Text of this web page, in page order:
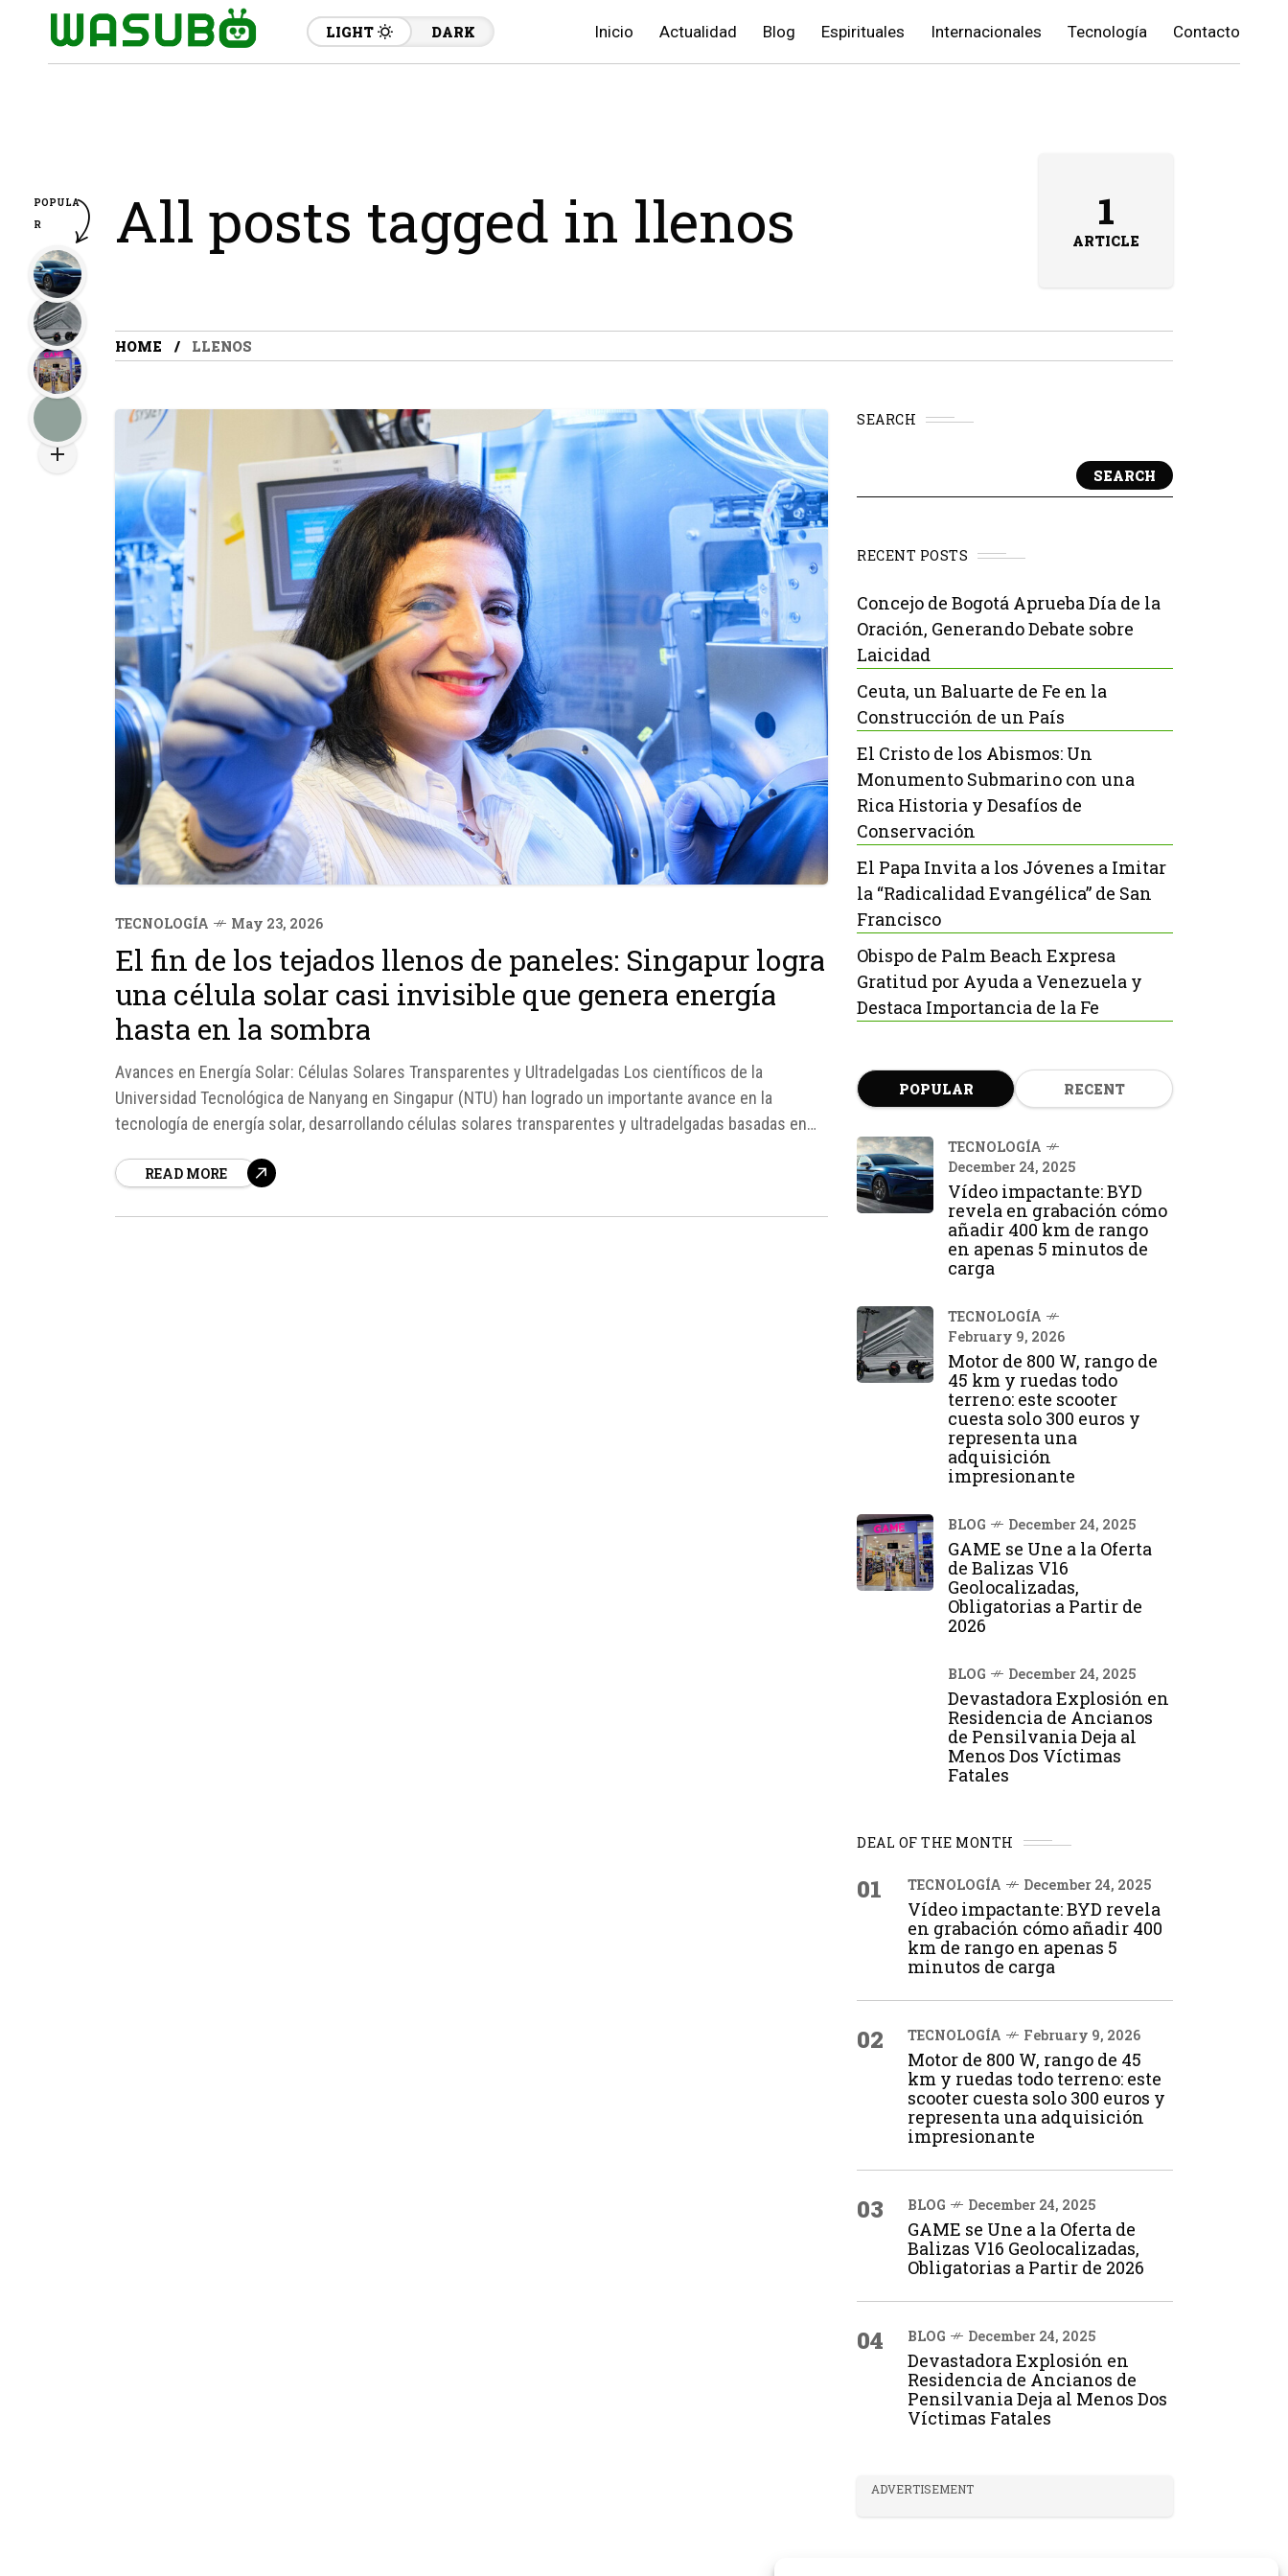
LIGHT DARK Inicio Actualidad Blog Espirituales Internacionales Tecnología Contacto
All posts tagged in llenos 1
ARTICLE
HOME LLENOS
TECNOLOGÍA May 23, 2026
El fin de los tejados llenos de paneles: Singapur logra
una célula solar casi invisible que genera energía
hasta en la sombra
Avances en Energía Solar: Células Solares Transparentes y Ultradelgadas Los científicos de la
Universidad Tecnológica de Nanyang en Singapur (NTU) han logrado un importante avance en la
tecnología de energía solar, desarrollando células solares transparentes y ultradelgadas basadas en
READ MORE
SEARCH
SEARCH
RECENT POSTS
Concejo de Bogotá Aprueba Día de la
Oración, Generando Debate sobre
Laicidad
Ceuta, un Baluarte de Fe en la
Construcción de un País
El Cristo de los Abismos: Un
Monumento Submarino con una
Rica Historia y Desafíos de
Conservación
El Papa Invita a los Jóvenes a Imitar
la “Radicalidad Evangélica” de San
Francisco
Obispo de Palm Beach Expresa
Gratitud por Ayuda a Venezuela y
Destaca Importancia de la Fe
POPULAR RECENT
TECNOLOGÍA
December 24, 2025
Vídeo impactante: BYD
revela en grabación cómo
añadir 400 km de rango
en apenas 5 minutos de
carga
TECNOLOGÍA
February 9, 2026
Motor de 800 W, rango de
45 km y ruedas todo
terreno: este scooter
cuesta solo 300 euros y
representa una
adquisición
impresionante
BLOG December 24, 2025
GAME se Une a la Oferta
de Balizas V16
Geolocalizadas,
Obligatorias a Partir de
2026
BLOG December 24, 2025
Devastadora Explosión en
Residencia de Ancianos
de Pensilvania Deja al
Menos Dos Víctimas
Fatales
DEAL OF THE MONTH
01 TECNOLOGÍA December 24, 2025
Vídeo impactante: BYD revela
en grabación cómo añadir 400
km de rango en apenas 5
minutos de carga
02 TECNOLOGÍA February 9, 2026
Motor de 800 W, rango de 45
km y ruedas todo terreno: este
scooter cuesta solo 300 euros y
representa una adquisición
impresionante
03 BLOG December 24, 2025
GAME se Une a la Oferta de
Balizas V16 Geolocalizadas,
Obligatorias a Partir de 2026
04 BLOG December 24, 2025
Devastadora Explosión en
Residencia de Ancianos de
Pensilvania Deja al Menos Dos
Víctimas Fatales
ADVERTISEMENT
POPULA
R